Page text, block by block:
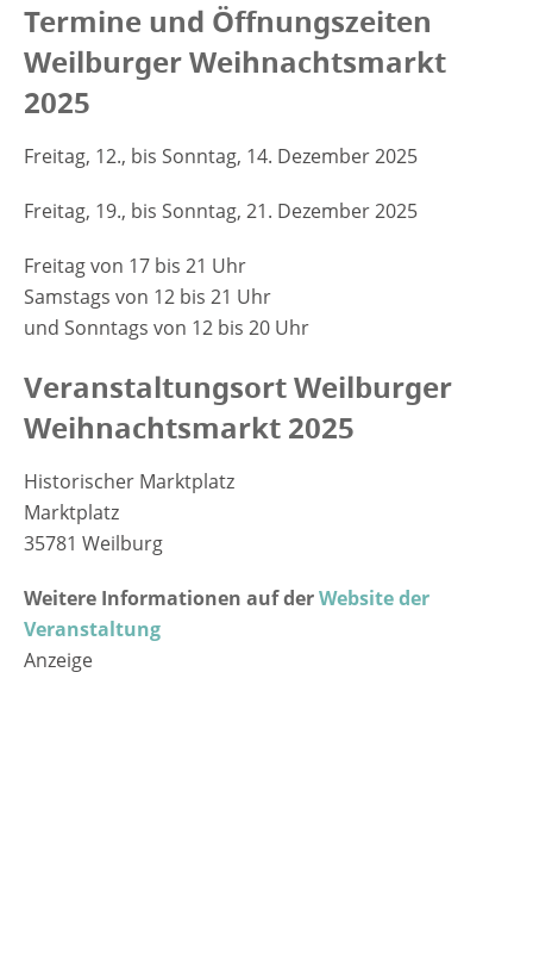
Termine und Öffnungszeiten
Weilburger Weihnachtsmarkt
2025
Freitag, 12., bis Sonntag, 14. Dezember 2025
Freitag, 19., bis Sonntag, 21. Dezember 2025
Freitag von 17 bis 21 Uhr
Samstags von 12 bis 21 Uhr
und Sonntags von 12 bis 20 Uhr
Veranstaltungsort Weilburger
Weihnachtsmarkt 2025
Historischer Marktplatz
Marktplatz
35781 Weilburg
Weitere Informationen auf derWebsite der
Veranstaltung
Anzeige